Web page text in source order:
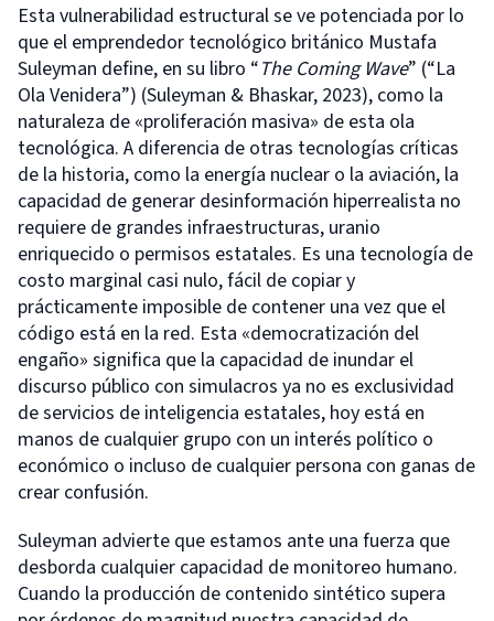
Esta vulnerabilidad estructural se ve potenciada por lo
que el emprendedor tecnológico británico Mustafa
Suleyman define, en su libro “The Coming Wave” (“La
Ola Venidera”) (Suleyman & Bhaskar, 2023), como la
naturaleza de «proliferación masiva» de esta ola
tecnológica. A diferencia de otras tecnologías críticas
de la historia, como la energía nuclear o la aviación, la
capacidad de generar desinformación hiperrealista no
requiere de grandes infraestructuras, uranio
enriquecido o permisos estatales. Es una tecnología de
costo marginal casi nulo, fácil de copiar y
prácticamente imposible de contener una vez que el
código está en la red. Esta «democratización del
engaño» significa que la capacidad de inundar el
discurso público con simulacros ya no es exclusividad
de servicios de inteligencia estatales, hoy está en
manos de cualquier grupo con un interés político o
económico o incluso de cualquier persona con ganas de
crear confusión.
Suleyman advierte que estamos ante una fuerza que
desborda cualquier capacidad de monitoreo humano.
Cuando la producción de contenido sintético supera